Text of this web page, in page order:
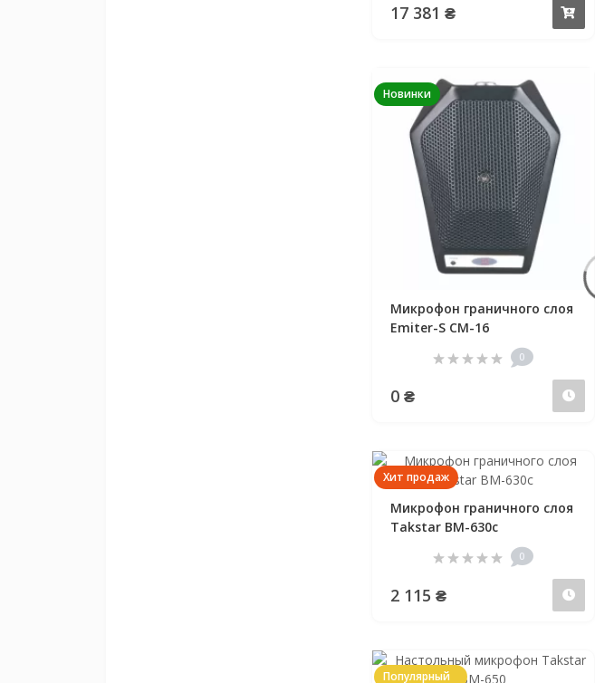
17 381 ₴
Новинки
Микрофон граничного слоя
Emiter-S CM-16
0
0 ₴
Хит продаж
Микрофон граничного слоя
Takstar BM-630с
0
2 115 ₴
Популярный